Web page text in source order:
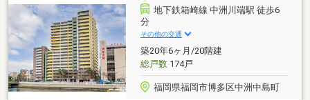
地下鉄箱崎線 中洲川端駅 徒歩6
分
その他の交通
築20年6ヶ月/20階建
総戸数174戸
福岡県福岡市博多区中洲中島町